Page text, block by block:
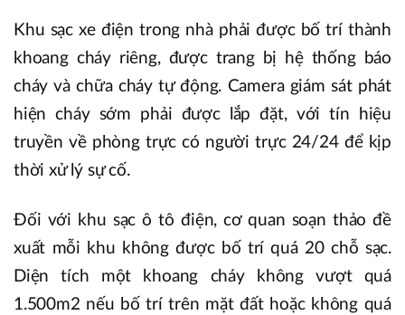
Khu sạc xe điện trong nhà phải được bố trí thành
khoang cháy riêng, được trang bị hệ thống báo
cháy và chữa cháy tự động. Camera giám sát phát
hiện cháy sớm phải được lắp đặt, với tín hiệu
truyền về phòng trực có người trực 24/24 để kịp
thời xử lý sự cố.
Đối với khu sạc ô tô điện, cơ quan soạn thảo đề
xuất mỗi khu không được bố trí quá 20 chỗ sạc.
Diện tích một khoang cháy không vượt quá
1.500m2 nếu bố trí trên mặt đất hoặc không quá